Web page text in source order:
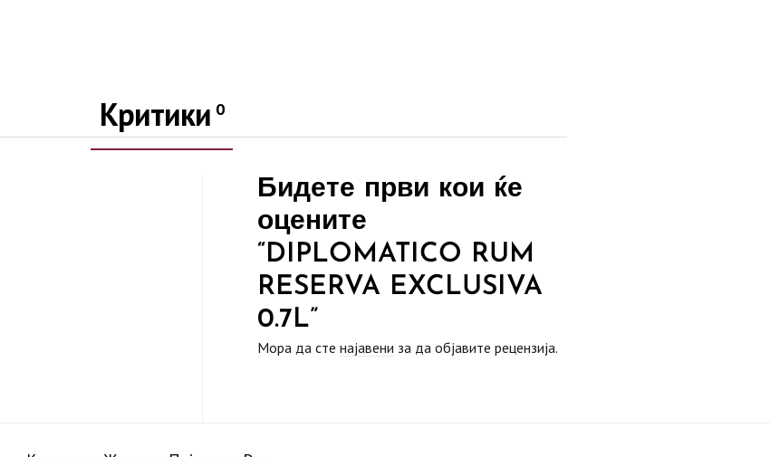
Критики 0
Бидете први кои ќе
оцените
“DIPLOMATICO RUM
RESERVA EXCLUSIVA
0.7L”
Мора да сте најавени за да објавите рецензија.